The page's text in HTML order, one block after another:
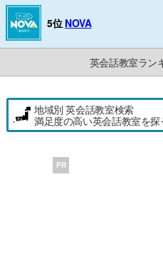
5位 NOVA
英会話教室ラ
地域別 英会話教室検索
満足度の高い英会話教室を探
PR